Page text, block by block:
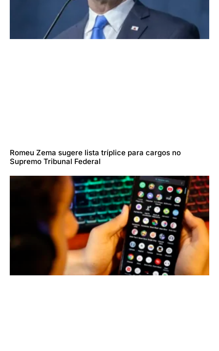
Romeu Zema sugere lista tríplice para cargos no
Supremo Tribunal Federal